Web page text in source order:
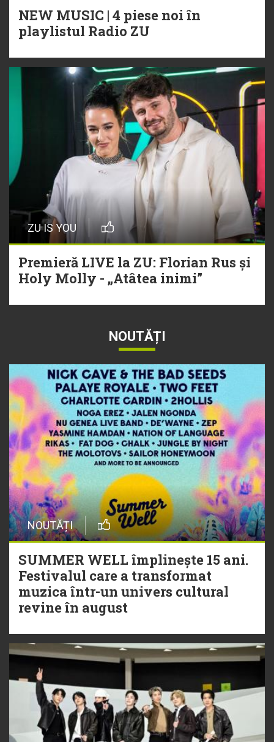
NEW MUSIC | 4 piese noi în
playlistul Radio ZU
ZU IS YOU
Premieră LIVE la ZU: Florian Rus și
Holy Molly - „Atâtea inimi”
NOUTĂȚI
NOUTĂȚI
SUMMER WELL împlinește 15 ani.
Festivalul care a transformat
muzica într-un univers cultural
revine în august